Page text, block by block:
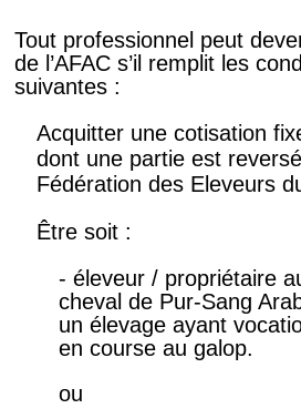
Tout professionnel peut
de l’AFAC s’il remplit les
suivantes :
Acquitter une cotisation
dont une partie est
Fédération des Eleveurs
Être soit :
- éleveur / propriétaire
cheval de Pur-Sang
un élevage ayant
en course au galop.
ou